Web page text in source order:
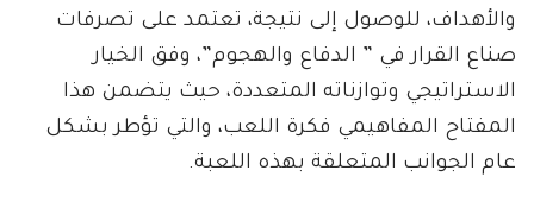
والأهداف، للوصول إلى نتيجة، تعتمد على تصرفات
صناع القرار في ” الدفاع والهجوم”، وفق الخيار
الاستراتيجي وتوازناته المتعددة، حيث يتضمن هذا
المفتاح المفاهيمي فكرة اللعب، والتي تؤطر بشكل
عام الجوانب المتعلقة بهذه اللعبة.